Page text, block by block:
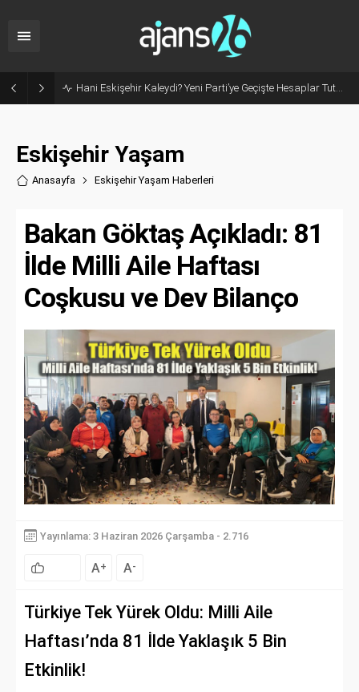
Hani Eskişehir Kaleydi? Yeni Parti’ye Geçişte Hesaplar Tutmadı!
Eskişehir Yaşam
Anasayfa Eskişehir Yaşam Haberleri
Bakan Göktaş Açıkladı: 81
İlde Milli Aile Haftası
Coşkusu ve Dev Bilanço
Yayınlama: 3 Haziran 2026 Çarşamba - 2.716
A+ A-
Türkiye Tek Yürek Oldu: Milli Aile
Haftası’nda 81 İlde Yaklaşık 5 Bin
Etkinlik!